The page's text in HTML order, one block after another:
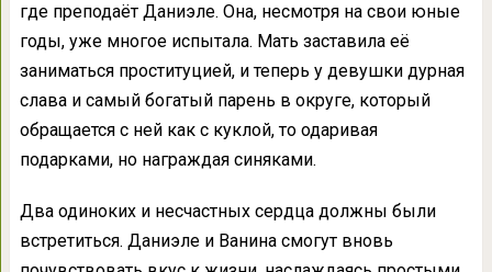
где преподаёт Даниэле. Она, несмотря на свои юные
годы, уже многое испытала. Мать заставила её
заниматься проституцией, и теперь у девушки дурная
слава и самый богатый парень в округе, который
обращается с ней как с куклой, то одаривая
подарками, но награждая синяками.
Два одиноких и несчастных сердца должны были
встретиться. Даниэле и Ванина смогут вновь